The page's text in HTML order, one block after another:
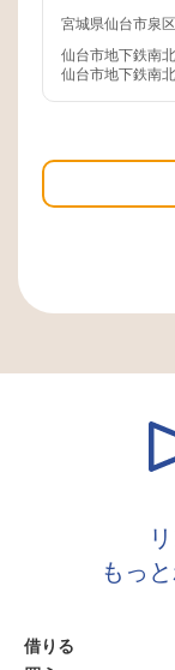
宮城県仙台市泉
仙台市地下鉄南
仙台市地下鉄南
もっ
借りる